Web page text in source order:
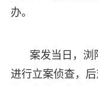
办。
案发当日，浏
进行立案侦查，